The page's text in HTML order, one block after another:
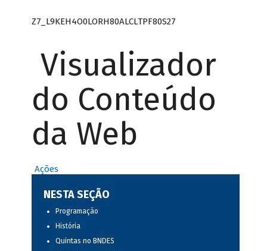
Z7_L9KEH4O0LORH80ALCLTPF80S27
Visualizador
do Conteúdo
da Web
Ações
NESTA SEÇÃO
Programação
História
Quintas no BNDES